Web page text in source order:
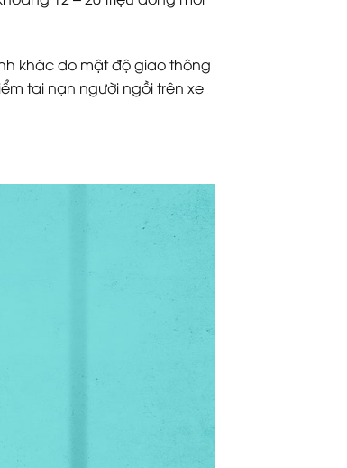
khác do mật độ giao thông
tai nạn người ngồi trên xe